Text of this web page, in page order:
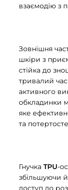
взаємодію з
Зовнішня
шкіри з
стійка до
тривалий час
активного
обкладинки
яке
та
Гнучка TPU-
збільшуючи
доступ до